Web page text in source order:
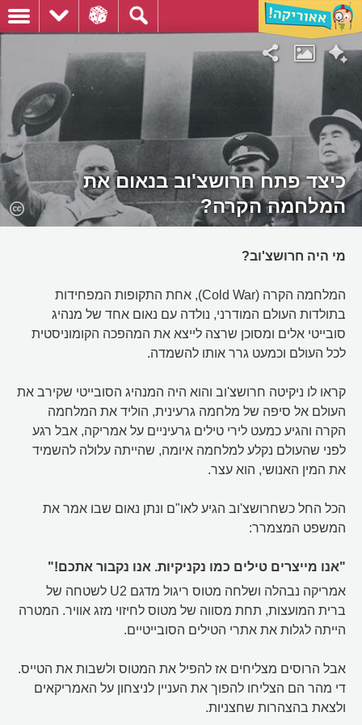
כיצד פתח חרושצ'וב בנאום את
המלחמה הקרה?
מי היה חרושצ'וב?
המלחמה הקרה (Cold War), אחת התקופות המפחידות
בתולדות העולם המודרני, נולדה עם נאום אחד של מנהיג
סובייטי אלים ומסוכן שרצה לייצא את המהפכה הקומוניסטית
לכל העולם וכמעט גרר אותו להשמדה.
קראו לו ניקיטה חרושצ'וב והוא היה המנהיג הסובייטי שקירב את
העולם אל סיפה של מלחמה גרעינית, הוליד את המלחמה
הקרה והגיע כמעט לירי טילים גרעיניים על אמריקה, אבל רגע
לפני שהעולם נקלע למלחמה איומה, שהייתה עלולה להשמיד
את המין האנושי, הוא עצר.
הכל החל כשחרושצ'וב הגיע לאו"ם ונתן נאום שבו אמר את
המשפט המצמרר:
"אנו מייצרים טילים כמו נקניקיות. אנו נקבור אתכם!"
אמריקה נבהלה ושלחה מטוס ריגול מדגם U2 לשטחה של
ברית המועצות, תחת מסווה של מטוס לחיזוי מזג אוויר. המטרה
הייתה לגלות את אתרי הטילים הסובייטיים.
אבל הרוסים מצליחים אז להפיל את המטוס ולשבות את הטייס.
די מהר הם הצליחו להפוך את העניין לניצחון על האמריקאים
ולצאת בהצהרות שחצניות.